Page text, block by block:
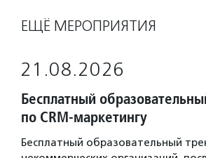
ЕЩЁ МЕРОПРИЯТИЯ
21.08.2026
Бесплатный
по CRM-маркетингу
Бесплатный образовательный